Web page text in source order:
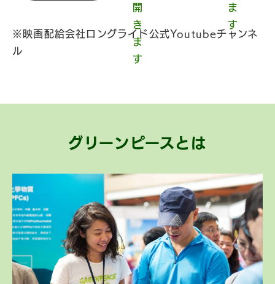
※映画配給会社ロングライド公式Youtubeチャンネ
ル
グリーンピースとは